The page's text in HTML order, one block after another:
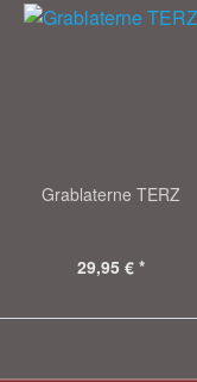
Grablaterne TERZ
29,95 € *